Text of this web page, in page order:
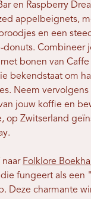
en Raspberry
appelbeignets,
en een
donuts. Combineer
bonen van Caffe
bekendstaat om
Neem vervolgens
jouw koffie en
op Zwitserland
naar Folklore
fungeert als een
Deze charmante